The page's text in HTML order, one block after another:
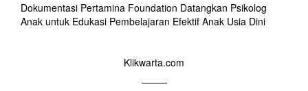
Dokumentasi Pertamina Foundation Datangkan Psikolog
Anak untuk Edukasi Pembelajaran Efektif Anak Usia Dini
Klikwarta.com